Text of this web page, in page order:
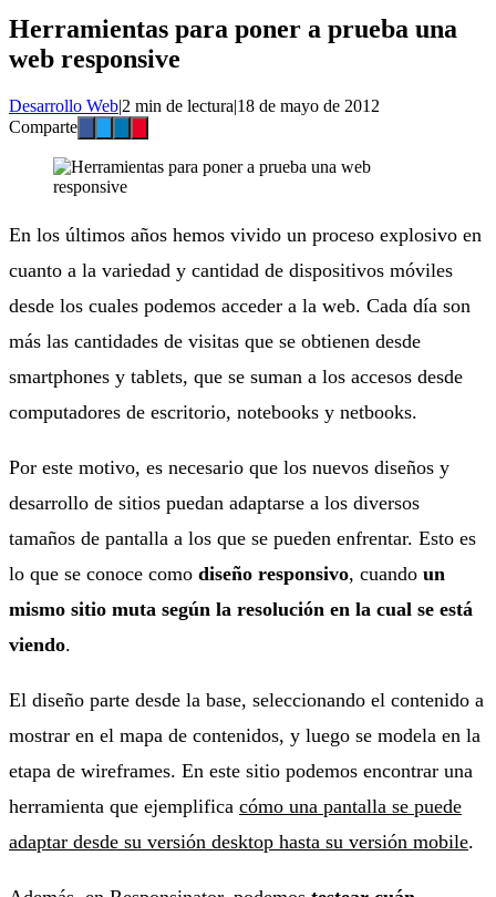
Herramientas para poner a prueba una
web responsive
Desarrollo Web|2 min de lectura|18 de mayo de 2012
Comparte
En los últimos años hemos vivido un proceso explosivo en
cuanto a la variedad y cantidad de dispositivos móviles
desde los cuales podemos acceder a la web. Cada día son
más las cantidades de visitas que se obtienen desde
smartphones y tablets, que se suman a los accesos desde
computadores de escritorio, notebooks y netbooks.
Por este motivo, es necesario que los nuevos diseños y
desarrollo de sitios puedan adaptarse a los diversos
tamaños de pantalla a los que se pueden enfrentar. Esto es
lo que se conoce como diseño responsivo, cuando un
mismo sitio muta según la resolución en la cual se está
viendo.
El diseño parte desde la base, seleccionando el contenido a
mostrar en el mapa de contenidos, y luego se modela en la
etapa de wireframes. En este sitio podemos encontrar una
herramienta que ejemplifica cómo una pantalla se puede
adaptar desde su versión desktop hasta su versión mobile.